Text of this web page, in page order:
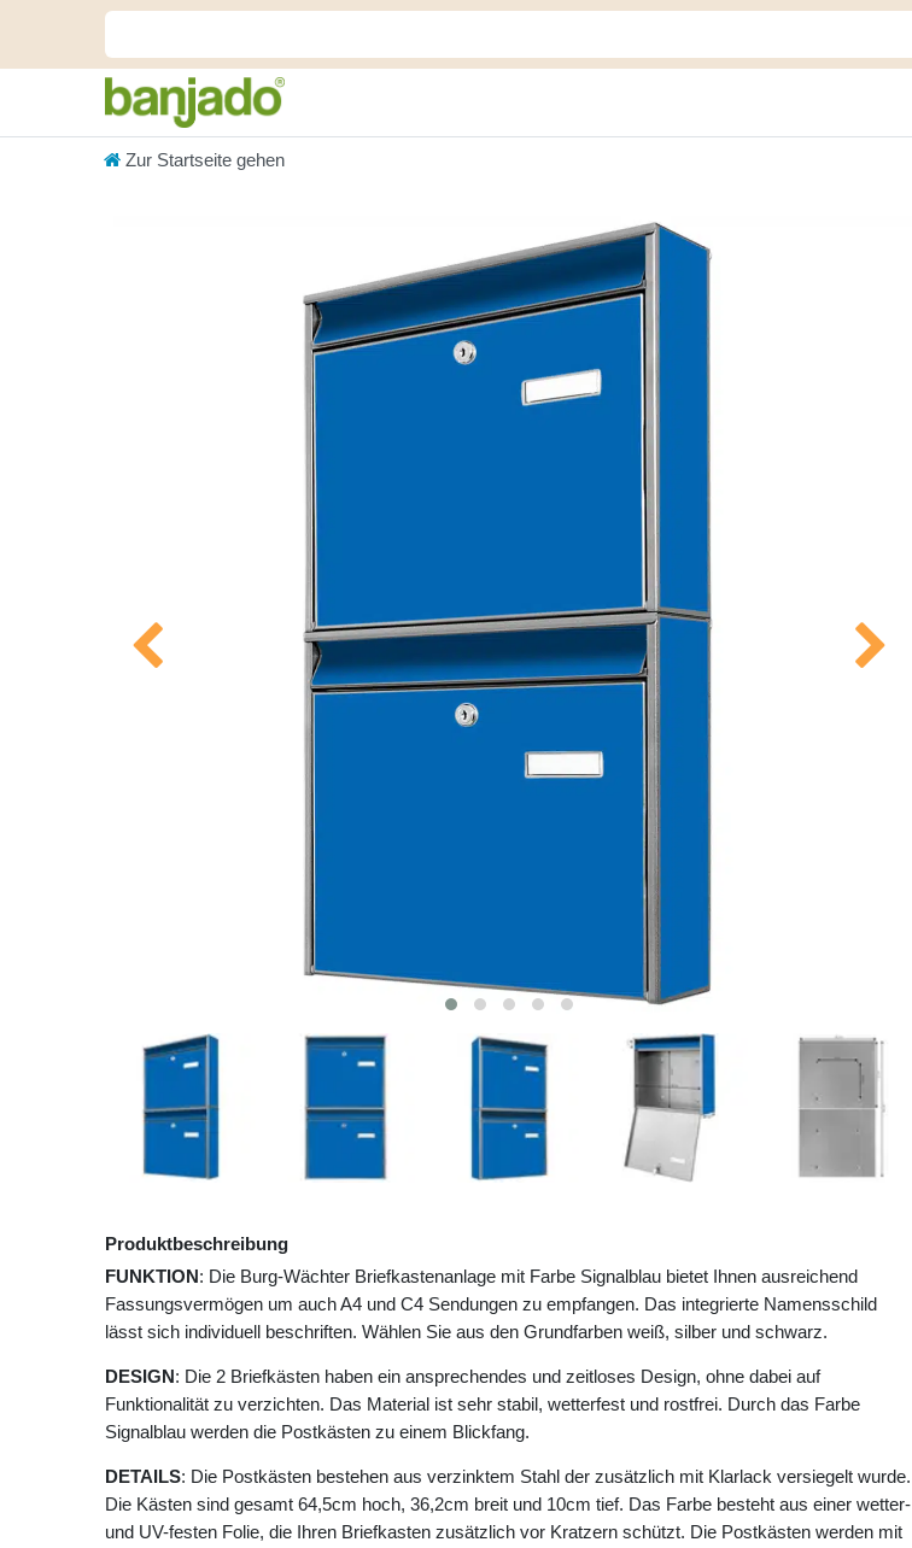
Zur Startseite gehen
Produktbeschreibung
FUNKTION: Die Burg-Wächter Briefkastenanlage mit Farbe Signalblau bietet Ihnen ausreichend
Fassungsvermögen um auch A4 und C4 Sendungen zu empfangen. Das integrierte Namensschild
lässt sich individuell beschriften. Wählen Sie aus den Grundfarben weiß, silber und schwarz.
DESIGN: Die 2 Briefkästen haben ein ansprechendes und zeitloses Design, ohne dabei auf
Funktionalität zu verzichten. Das Material ist sehr stabil, wetterfest und rostfrei. Durch das Farbe
Signalblau werden die Postkästen zu einem Blickfang.
DETAILS: Die Postkästen bestehen aus verzinktem Stahl der zusätzlich mit Klarlack versiegelt wurde.
Die Kästen sind gesamt 64,5cm hoch, 36,2cm breit und 10cm tief. Das Farbe besteht aus einer wetter-
und UV-festen Folie, die Ihren Briefkasten zusätzlich vor Kratzern schützt. Die Postkästen werden mit